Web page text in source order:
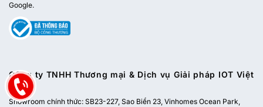
Google.
Công ty TNHH Thương mại & Dịch vụ Giải pháp IOT Việt
Nam
Showroom chính thức: SB23-227, Sao Biển 23, Vinhomes Ocean Park,